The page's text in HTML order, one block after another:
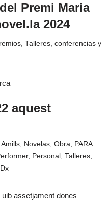
Premi Maria
2024
, Talleres, conferencias y
aquest
, Novelas, Obra, PARA
, Personal , Talleres,